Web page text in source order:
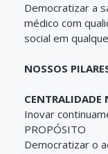
Democratizar a
médico com
social em
NOSSOS
CENTRALIDADE
Inovar
PROPÓSITO
Democratizar o